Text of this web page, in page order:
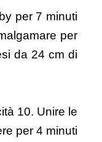
per 7 minuti
per
da 24 cm di
10. Unire le
per 4 minuti